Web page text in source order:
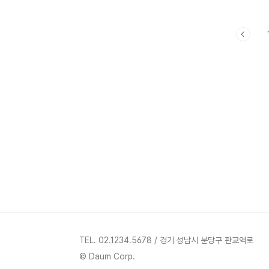
1
TEL. 02.1234.5678 / 경기 성남시 분당구 판교역로
© Daum Corp.